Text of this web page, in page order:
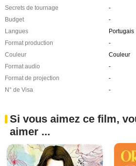
Secrets de tournage
-
Budget
-
Langues
Portugais
Format production
-
Couleur
Couleur
Format audio
-
Format de projection
-
N° de Visa
-
Si vous aimez ce film,
aimer ...